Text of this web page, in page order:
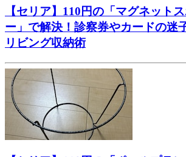
【セリア】110円の「マグネット
ー」で解決！診察券やカードの迷
リビング収納術